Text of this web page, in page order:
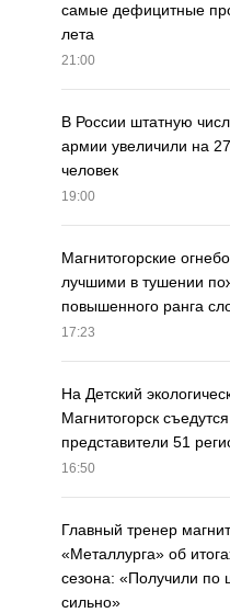
самые дефицитные
лета
21:00
В России штатную
армии увеличили на
человек
19:00
Магнитогорские
лучшими в тушении
повышенного ранга
17:23
На Детский
Магнитогорск съедутся
представители 51
16:50
Главный тренер
«Металлурга» об
сезона: «Получили по
сильно»